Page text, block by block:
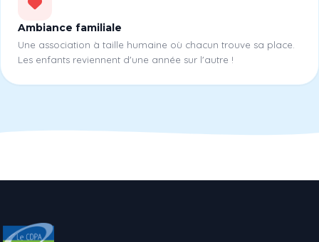
Ambiance familiale
Une association à taille humaine où chacun trouve sa place.
Les enfants reviennent d'une année sur l'autre !